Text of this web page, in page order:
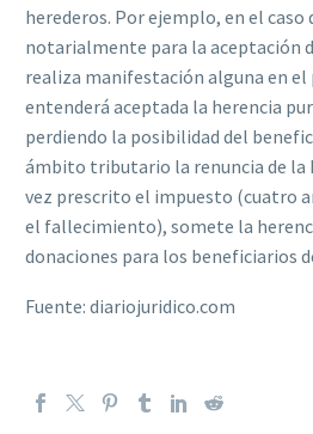
herederos. Por ejemplo, en el caso
notarialmente para la aceptación
realiza manifestación alguna en el
entenderá aceptada la herencia
perdiendo la posibilidad del
ámbito tributario la renuncia de la
vez prescrito el impuesto (cuatro
el fallecimiento), somete la
donaciones para los beneficiarios
Fuente: diariojuridico.com